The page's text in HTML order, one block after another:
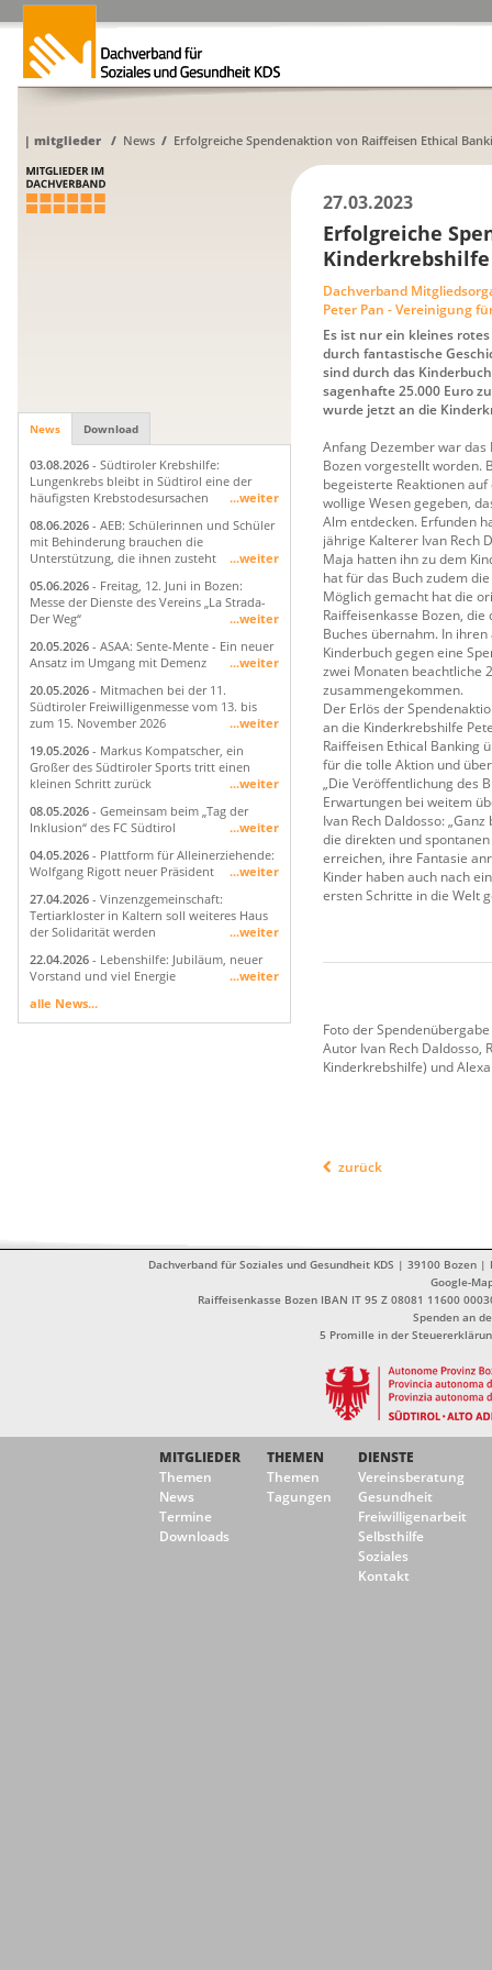
| mitglieder/ News/ Erfolgreiche Spendenaktion von Raiffeisen Ethical
News Download
03.08.2026 - Südtiroler Krebshilfe:
Lungenkrebs bleibt in Südtirol eine der
häufigsten Krebstodesursachen
...weiter
08.06.2026 - AEB: Schülerinnen und Schüler
mit Behinderung brauchen die
Unterstützung, die ihnen zusteht
...weiter
05.06.2026 - Freitag, 12. Juni in Bozen:
Messe der Dienste des Vereins „La Strada-
Der Weg“
...weiter
20.05.2026 - ASAA: Sente-Mente - Ein neuer
Ansatz im Umgang mit Demenz
...weiter
20.05.2026 - Mitmachen bei der 11.
Südtiroler Freiwilligenmesse vom 13. bis
zum 15. November 2026
...weiter
19.05.2026 - Markus Kompatscher, ein
Großer des Südtiroler Sports tritt einen
kleinen Schritt zurück
...weiter
08.05.2026 - Gemeinsam beim „Tag der
Inklusion“ des FC Südtirol
...weiter
04.05.2026 - Plattform für Alleinerziehende:
Wolfgang Rigott neuer Präsident
...weiter
27.04.2026 - Vinzenzgemeinschaft:
Tertiarkloster in Kaltern soll weiteres Haus
der Solidarität werden
...weiter
22.04.2026 - Lebenshilfe: Jubiläum, neuer
Vorstand und viel Energie
...weiter
alle News...
27.03.2023
Erfolgreiche
Dachverband
Peter Pan - Vereinigung
Es ist nur ein kleines
durch fantastische
sind durch das
sagenhafte 25.000 Euro
wurde jetzt an die
Anfang Dezember war das
Bozen vorgestellt worden.
begeisterte Reaktionen
wollige Wesen gegeben,
Alm entdecken. Erfunden
jährige Kalterer Ivan Rech
Maja hatten ihn zu dem
hat für das Buch zudem
Möglich gemacht hat die
Raiffeisenkasse Bozen,
Buches übernahm. In
Kinderbuch gegen eine
zwei Monaten beachtliche
zusammengekommen.
Der Erlös der
an die Kinderkrebshilfe
Raiffeisen Ethical Banking
für die tolle Aktion und
„Die Veröffentlichung des
Erwartungen bei weitem
Ivan Rech Daldosso:
die direkten und
erreichen, ihre Fantasie
Kinder haben auch nach
ersten Schritte in die Welt
Foto der
Autor Ivan Rech Daldosso,
Kinderkrebshilfe) und
zurück
Dachverband für Soziales und Gesundheit KDS | 39100
Google-
Raiffeisenkasse Bozen IBAN IT 95 Z 08081 11600
Spenden an
5 Promille in der
MITGLIEDER
Themen
News
Termine
Downloads
THEMEN
Themen
Tagungen
DIENSTE
Vereinsberatung
Gesundheit
Freiwilligenarbeit
Selbsthilfe
Soziales
Kontakt